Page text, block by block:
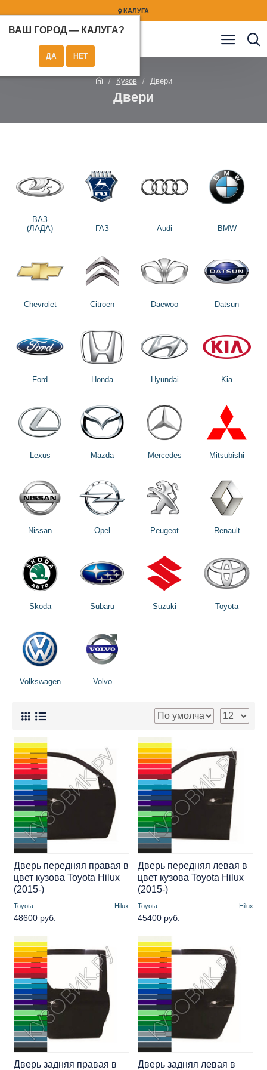
КАЛУГА
ВАШ ГОРОД — КАЛУГА?
Кузов Двери
Двери
ВАЗ
(ЛАДА)
ГАЗ Audi BMW
Chevrolet Citroen Daewoo Datsun
Ford Honda Hyundai Kia
Lexus Mazda Mercedes Mitsubishi
Nissan Opel Peugeot Renault
Skoda Subaru Suzuki Toyota
Volkswagen Volvo
Toyota Hilux
Дверь передняя правая в
цвет кузова Toyota Hilux
(2015-)
48600 руб.
Toyota Hilux
Дверь передняя левая в
цвет кузова Toyota Hilux
(2015-)
45400 руб.
Дверь задняя правая в Дверь задняя левая в